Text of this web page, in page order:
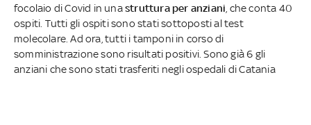
focolaio di Covid in unastruttura per anziani , che conta 40
ospiti. Tutti gli ospiti sono stati sottoposti al test
molecolare. Ad ora, tutti i tamponi in corso di
somministrazione sono risultati positivi. Sono già 6 gli
anziani che sono stati trasferiti negli ospedali di Catania